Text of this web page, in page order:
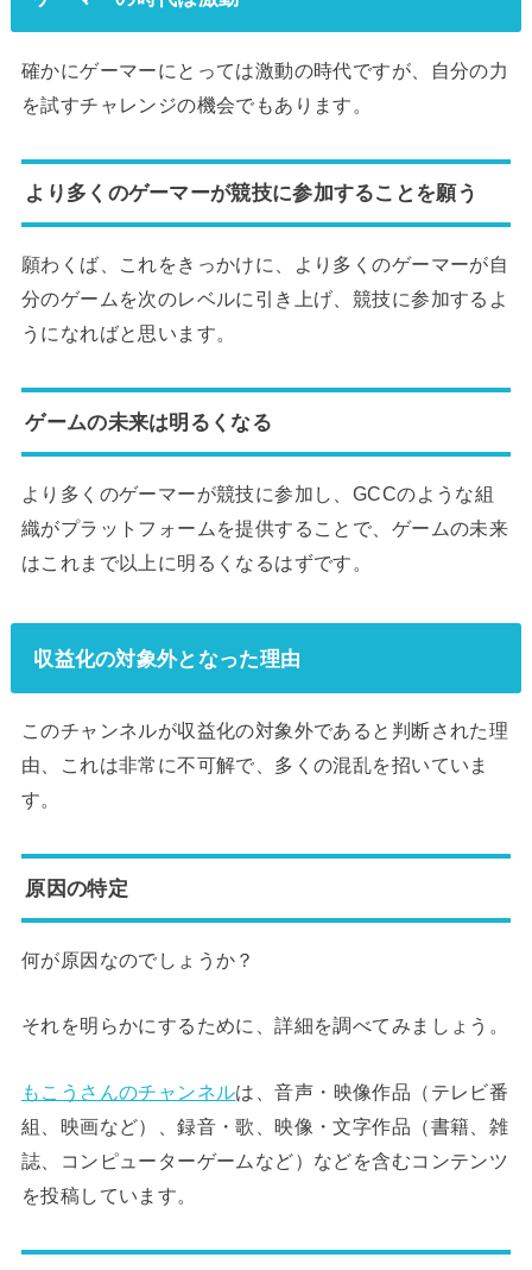
確かにゲーマーにとっては激動の時代ですが、自分の力
を試すチャレンジの機会でもあります。
より多くのゲーマーが競技に参加することを願う
願わくば、これをきっかけに、より多くのゲーマーが自
分のゲームを次のレベルに引き上げ、競技に参加するよ
うになればと思います。
ゲームの未来は明るくなる
より多くのゲーマーが競技に参加し、GCCのような組
織がプラットフォームを提供することで、ゲームの未来
はこれまで以上に明るくなるはずです。
収益化の対象外となった理由
このチャンネルが収益化の対象外であると判断された理
由、これは非常に不可解で、多くの混乱を招いていま
す。
原因の特定
何が原因なのでしょうか？
それを明らかにするために、詳細を調べてみましょう。
もこうさんのチャンネルは、音声・映像作品（テレビ番
組、映画など）、録音・歌、映像・文字作品（書籍、雑
誌、コンピューターゲームなど）などを含むコンテンツ
を投稿しています。